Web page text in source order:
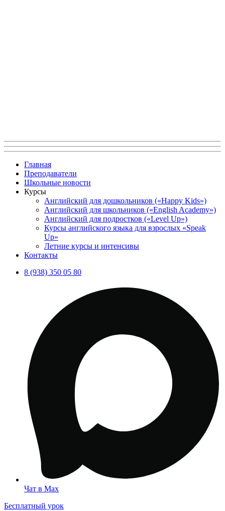
Главная
Преподаватели
Школьные новости
Курсы
Английский для дошкольников («Happy Kids»)
Английский для школьников («English Academy»)
Английский для подростков («Level Up»)
Курсы английского языка для взрослых «Speak
Up»
Летние курсы и интенсивы
Контакты
8 (938) 350 05 80
Чат в Max
Бесплатный урок